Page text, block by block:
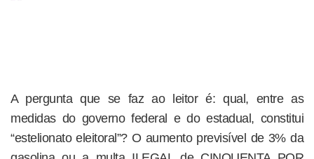
A pergunta que se faz ao leitor é: qual, entre as
medidas do governo federal e do estadual, constitui
“estelionato eleitoral”? O aumento previsível de 3% da